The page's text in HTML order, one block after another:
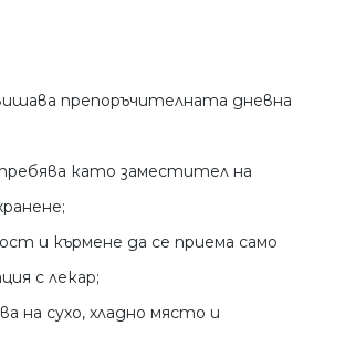
препоръчителната дневна
като заместител на
и кърмене да се приема само
с лекар;
на сухо, хладно място и